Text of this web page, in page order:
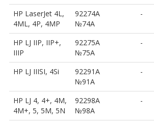
HP LaserJet 4L,
4ML, 4P, 4MP
92274A
№74A
-
HP LJ IIP, IIP+,
IIIP
92275A
№75A
-
HP LJ IIISI, 4Si
92291A
№91A
-
HP LJ 4, 4+, 4M,
4M+, 5, 5M, 5N
92298A
№98A
-